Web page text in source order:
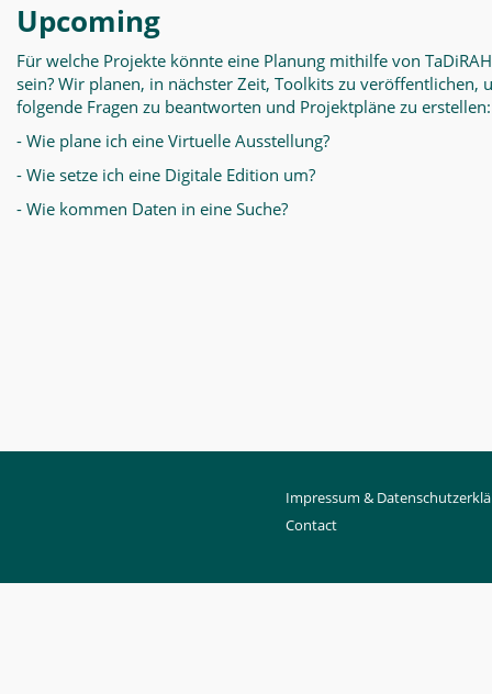
Upcoming
Für welche Projekte könnte eine Planung mithilfe von
sein? Wir planen, in nächster Zeit, Toolkits zu veröffentlichen,
folgende Fragen zu beantworten und Projektpläne zu erstellen:
- Wie plane ich eine Virtuelle Ausstellung?
- Wie setze ich eine Digitale Edition um?
- Wie kommen Daten in eine Suche?
Impressum &
Contact